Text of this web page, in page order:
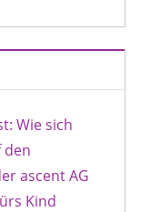
Wie sich
den
ascent AG
Kind